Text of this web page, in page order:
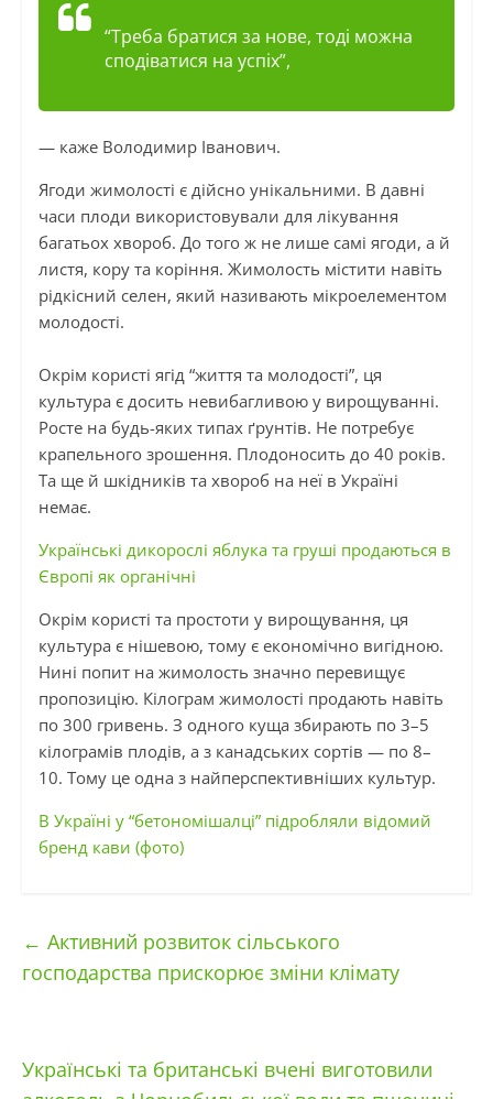
“Треба братися за нове, тоді можна
сподіватися на успіх”,
— ​каже Володимир Іванович.
Ягоди жимолості є дійсно унікальними. В давні
часи плоди використовували для лікування
багатьох хвороб. До того ж не лише самі ягоди, а й
листя, кору та коріння. Жимолость містити навіть
рідкісний селен, який називають мікроелементом
молодості.
Окрім користі ягід “життя та молодості”, ця
культура є досить невибагливою у вирощуванні.
Росте на будь-яких типах ґрунтів. Не потребує
крапельного зрошення. Плодоносить до 40 років.
Та ще й шкідників та хвороб на неї в Україні
немає.
Українські дикорослі яблука та груші продаються в
Європі як органічні
Окрім користі та простоти у вирощування, ця
культура є нішевою, тому є економічно вигідною.
Нині попит на жимолость значно перевищує
пропозицію. Кілограм жимолості продають навіть
по 300 гривень. З одного куща збирають по 3–5
кілограмів плодів, а з канадських сортів — ​по 8–
10. Тому це одна з найперспективніших культур.
В Україні у “бетономішалці” підробляли відомий
бренд кави (фото)
← Активний розвиток сільського
господарства прискорює зміни клімату
Українські та британські вчені виготовили